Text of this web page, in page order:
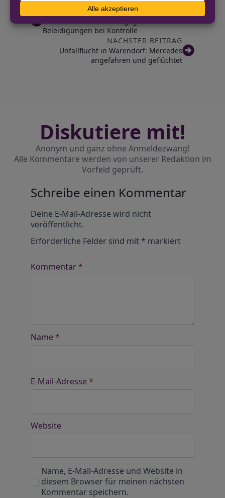
VORHERIGER BEITRAG
Beleidigungen bei Kontrolle
NÄCHSTER BEITRAG
Unfallflucht in Warendorf: Mercedes
angefahren und geflüchtet
Diskutiere mit!
Anonym und ganz ohne Anmeldezwang!
Alle Kommentare werden von unserer Redaktion im
Vorfeld geprüft.
Schreibe einen Kommentar
Deine E-Mail-Adresse wird nicht
veröffentlicht.
Erforderliche Felder sind mit* markiert
Kommentar*
Name *
E-Mail-Adresse *
Website
Name, E-Mail-Adresse und Website in
diesem Browser für meinen nächsten
Kommentar speichern.